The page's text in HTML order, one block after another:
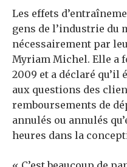
Les effets
gens de l’industrie du
nécessairement par
Myriam Michel. Elle a
2009 et a déclaré
aux questions des
remboursements de
annulés ou annulés
heures dans la